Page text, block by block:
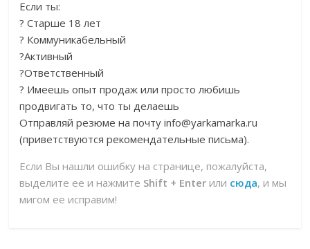
Если ты:
? Старше 18 лет
? Коммуникабельный
?Активный
?Ответственный
? Имеешь опыт продаж или просто любишь
продвигать то, что ты делаешь
Отправляй резюме на почту info@yarkamarka.ru
(приветствуются рекомендательные письма).
Если Вы нашли ошибку на странице, пожалуйста,
выделите ее и нажмите Shift + Enter или сюда, и мы
мигом ее исправим!